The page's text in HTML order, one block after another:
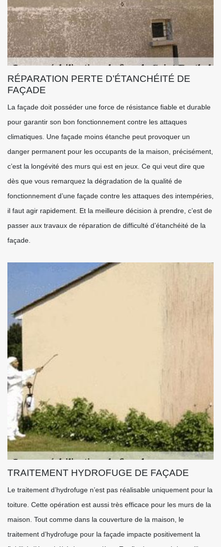
RÉPARATION PERTE D’ÉTANCHÉITÉ DE
FAÇADE
La façade doit posséder une force de résistance fiable et durable
pour garantir son bon fonctionnement contre les attaques
climatiques. Une façade moins étanche peut provoquer un
danger permanent pour les occupants de la maison, précisément,
c’est la longévité des murs qui est en jeux. Ce qui veut dire que
dès que vous remarquez la dégradation de la qualité de
fonctionnement d’une façade contre les attaques des intempéries,
il faut agir rapidement. Et la meilleure décision à prendre, c’est de
passer aux travaux de réparation de difficulté d’étanchéité de la
façade.
TRAITEMENT HYDROFUGE DE FAÇADE
Le traitement d’hydrofuge n’est pas réalisable uniquement pour la
toiture. Cette opération est aussi très efficace pour les murs de la
maison. Tout comme dans la couverture de la maison, le
traitement d’hydrofuge pour la façade impacte positivement la